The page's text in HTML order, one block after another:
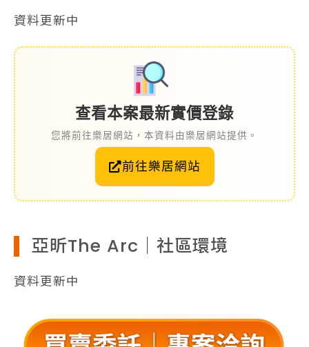
資料更新中
查看本案最新實價登錄
您將前往樂居網站，本資料由樂居網站提供。
前往樂居網站
亞昕The Arc｜社區環境
資料更新中